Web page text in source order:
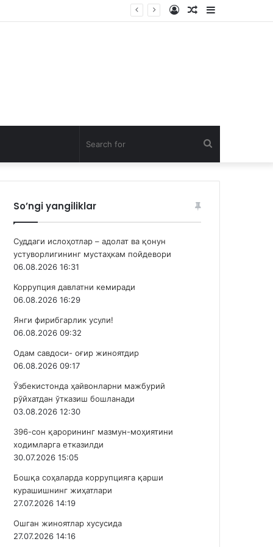
Sidebar
Random
Log
for
So’ngi yangiliklar
Суддаги ислоҳотлар – адолат ва қонун
устуворлигининг мустаҳкам пойдевори
06.08.2026 16:31
Коррупция давлатни кемиради
06.08.2026 16:29
Янги фирибгарлик усули!
06.08.2026 09:32
Одам савдоси- оғир жиноятдир
06.08.2026 09:17
Ўзбекистонда ҳайвонларни мажбурий
рўйхатдан ўтказиш бошланади
03.08.2026 12:30
396-сон қарорининг мазмун-моҳиятини
ходимларга етказилди
30.07.2026 15:05
Бошқа соҳаларда коррупцияга қарши
курашишнинг жиҳатлари
27.07.2026 14:19
Ошган жиноятлар хусусида
27.07.2026 14:16